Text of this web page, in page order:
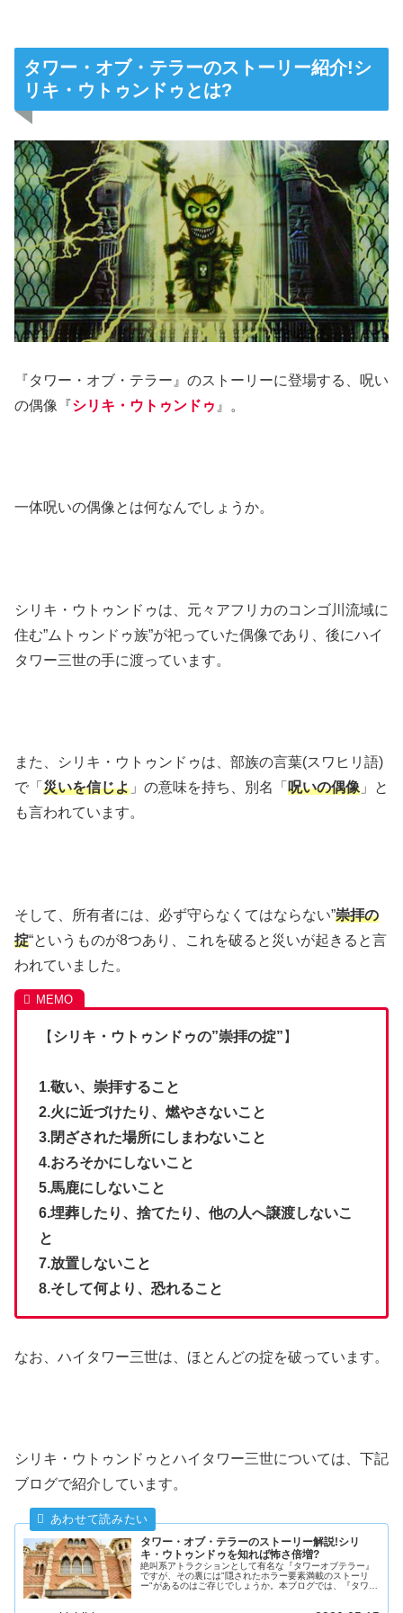
タワー・オブ・テラーのストーリー紹介!シ
リキ・ウトゥンドゥとは?
『タワー・オブ・テラー』のストーリーに登場する、呪い
の偶像『シリキ・ウトゥンドゥ 』。
一体呪いの偶像とは何なんでしょうか。
シリキ・ウトゥンドゥは、元々アフリカのコンゴ川流域に
住む”ムトゥンドゥ族”が祀っていた偶像であり、後にハイ
タワー三世の手に渡っています。
また、シリキ・ウトゥンドゥは、部族の言葉(スワヒリ語)
で「 災いを信じよ 」の意味を持ち、別名「 呪いの偶像 」と
も言われています。
そして、所有者には、必ず守らなくてはならない”崇拝の
掟“というものが8つあり、これを破ると災いが起きると言
われていました。
【 シリキ・ウトゥンドゥの”崇拝の掟” 】
1.敬い、崇拝すること
2.火に近づけたり、燃やさないこと
3.閉ざされた場所にしまわないこと
4.おろそかにしないこと
5.馬鹿にしないこと
6.埋葬したり、捨てたり、他の人へ譲渡しないこ
と
7.放置しないこと
8.そして何より、恐れること
なお、ハイタワー三世は、ほとんどの掟を破っています。
シリキ・ウトゥンドゥとハイタワー三世については、下記
ブログで紹介しています。
タワー・オブ・テラーのストーリー解説!シリ
キ・ウトゥンドゥを知れば怖さ倍増?
絶叫系アトラクションとして有名な『タワーオブテラー』
ですが、その裏には"隠されたホラー要素満載のストーリ
ー"があるのはご存じでしょうか。本ブログでは、『タワ